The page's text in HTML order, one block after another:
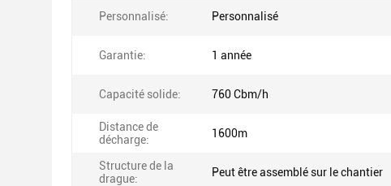
Personnalisé: Personnalisé
Garantie: 1 année
Capacité solide: 760 Cbm/h
Distance de
décharge:
1600m
Structure de la
drague:
Peut être assemblé sur le chantier